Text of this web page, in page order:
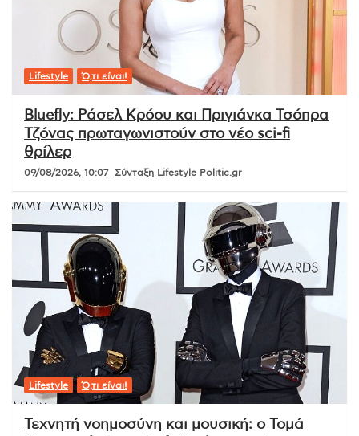
Lifestyle Ό,τι είναι!
Bluefly: Ράσελ Κρόου και Πριγιάνκα Τσόπρα
Τζόνας πρωταγωνιστούν στο νέο sci-fi
θρίλερ
09/08/2026, 10:07 Σύνταξη Lifestyle Politic.gr
Lifestyle Ό,τι είναι!
Τεχνητή νοημοσύνη και μουσική: ο Τομά